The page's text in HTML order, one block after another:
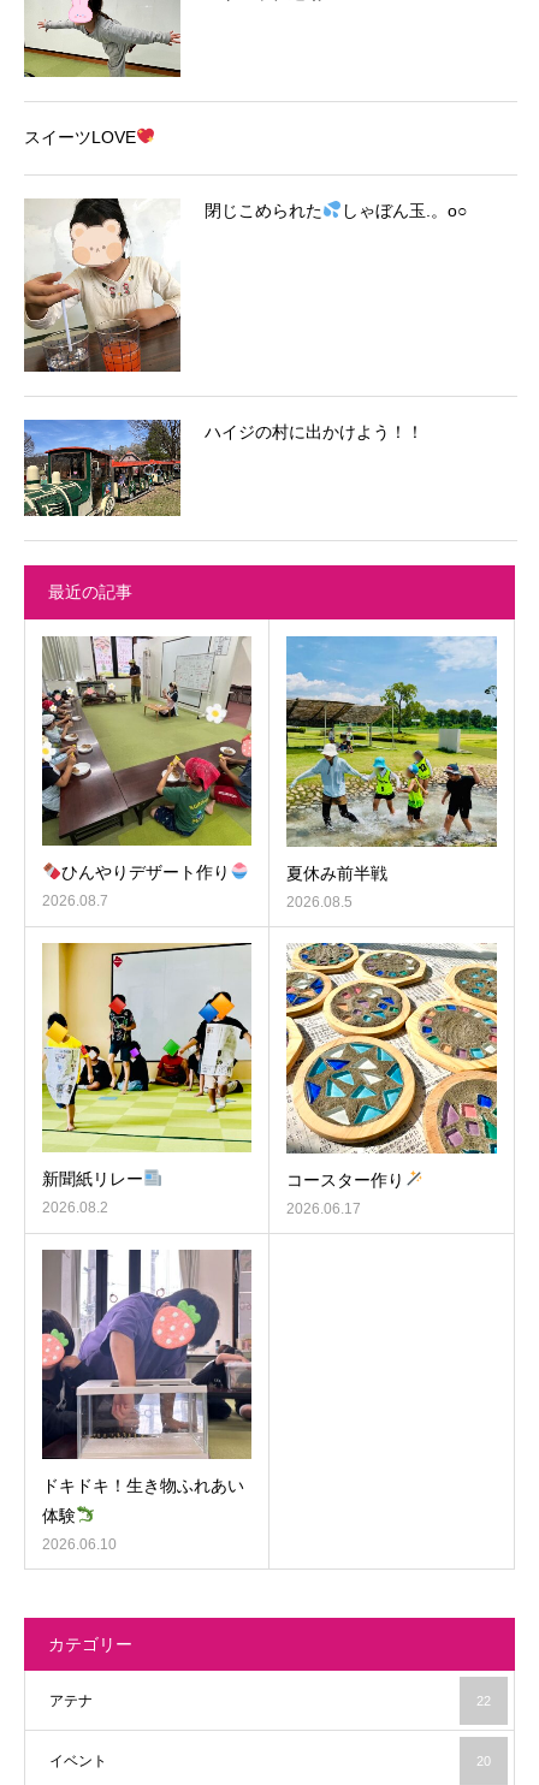
スイーツLOVE
閉じこめられた しゃぼん玉.。o○
ハイジの村に出かけよう！！
最近の記事
ひんやりデザート作り
2026.08.7
夏休み前半戦
2026.08.5
新聞紙リレー
2026.08.2
コースター作り
2026.06.17
ドキドキ！生き物ふれあい
体験
2026.06.10
カテゴリー
アテナ 22
イベント 20